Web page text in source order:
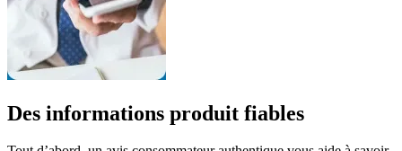
Des informations produit fiables